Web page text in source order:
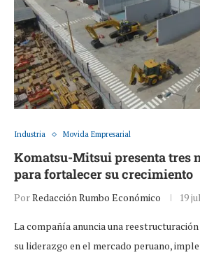
Industria Movida Empresarial
Komatsu-Mitsui presenta tres
para fortalecer su crecimiento
PorRedacción Rumbo Económico 19
La compañía anuncia una
su liderazgo en el mercado peruano,